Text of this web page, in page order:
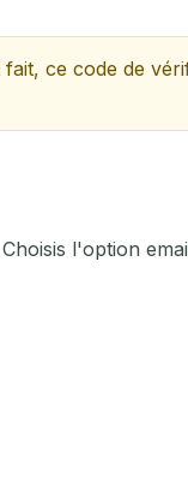
ce code de
l'option